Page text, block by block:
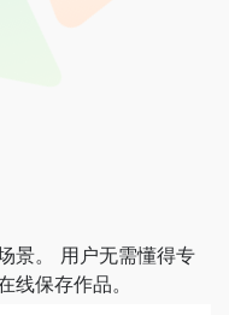
景。 用户无需懂得专
保存作品。